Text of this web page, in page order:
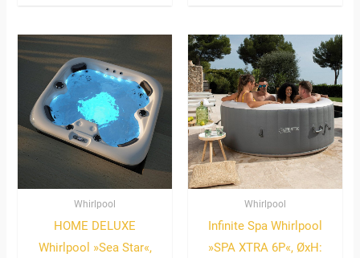
Whirlpool
HOME DELUXE
Whirlpool »Sea Star«,
Whirlpool
Infinite Spa Whirlpool
»SPA XTRA 6P«, ØxH: